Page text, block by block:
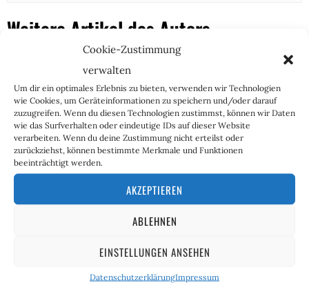
Cookie-Zustimmung
verwalten
Um dir ein optimales Erlebnis zu bieten, verwenden wir Technologien
wie Cookies, um Geräteinformationen zu speichern und/oder darauf
zuzugreifen. Wenn du diesen Technologien zustimmst, können wir Daten
wie das Surfverhalten oder eindeutige IDs auf dieser Website
verarbeiten. Wenn du deine Zustimmung nicht erteilst oder
zurückziehst, können bestimmte Merkmale und Funktionen
beeinträchtigt werden.
AKZEPTIEREN
ABLEHNEN
EINSTELLUNGEN ANSEHEN
DatenschutzerklärungImpressum
Weitere Artikel des Autors